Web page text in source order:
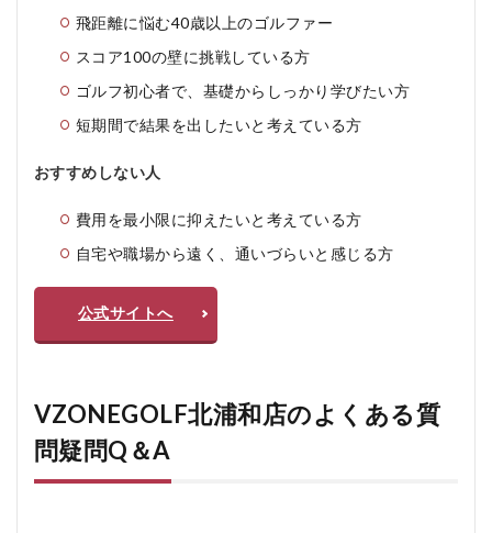
飛距離に悩む40歳以上のゴルファー
スコア100の壁に挑戦している方
ゴルフ初心者で、基礎からしっかり学びたい方
短期間で結果を出したいと考えている方
おすすめしない人
費用を最小限に抑えたいと考えている方
自宅や職場から遠く、通いづらいと感じる方
公式サイトへ
VZONEGOLF北浦和店のよくある質
問疑問Q＆A